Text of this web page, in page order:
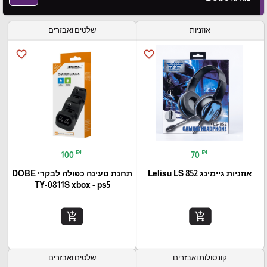
אוזניות
favorite_border
70 ₪
אוזניות גיימינג Lelisu LS 852
add_shopping_cart
שלטים ואבזרים
favorite_border
100 ₪
תחנת טעינה כפולה לבקרי DOBE
TY-0811S xbox - ps5
add_shopping_cart
קונסולות ואבזרים שלטים ואבזרים